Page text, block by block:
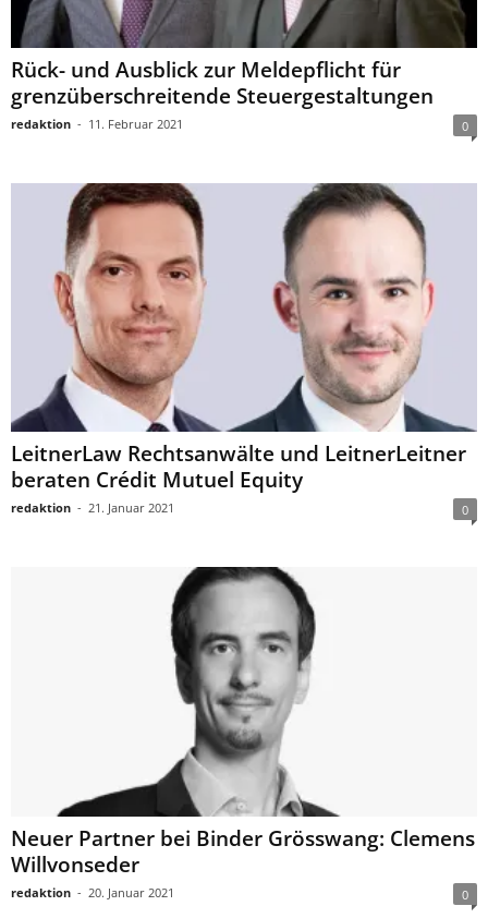
Rück- und Ausblick zur Meldepflicht für
grenzüberschreitende Steuergestaltungen
redaktion - 11. Februar 2021 0
LeitnerLaw Rechtsanwälte und LeitnerLeitner
beraten Crédit Mutuel Equity
redaktion - 21. Januar 2021 0
Neuer Partner bei Binder Grösswang: Clemens
Willvonseder
redaktion - 20. Januar 2021 0